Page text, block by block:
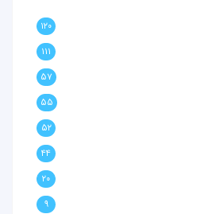
۱۲۰
۱۱۱
۵۷
۵۵
۵۲
۴۴
۲۰
۹